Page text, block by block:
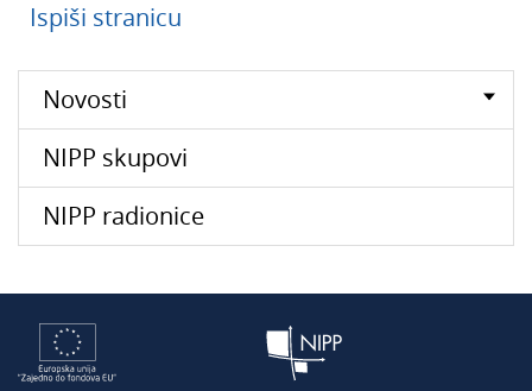
Ispiši stranicu
Novosti
NIPP skupovi
NIPP radionice